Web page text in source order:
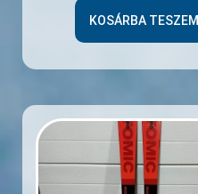
KOSÁRBA TESZEM